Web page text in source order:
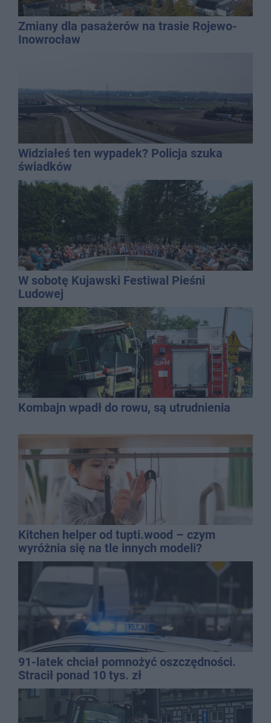
Zmiany dla pasażerów na trasie Rojewo-
Inowrocław
Widziałeś ten wypadek? Policja szuka
świadków
W sobotę Kujawski Festiwal Pieśni
Ludowej
Kombajn wpadł do rowu, są utrudnienia
Kitchen helper od tupti.wood – czym
wyróżnia się na tle innych modeli?
91-latek chciał pomnożyć oszczędności.
Stracił ponad 10 tys. zł